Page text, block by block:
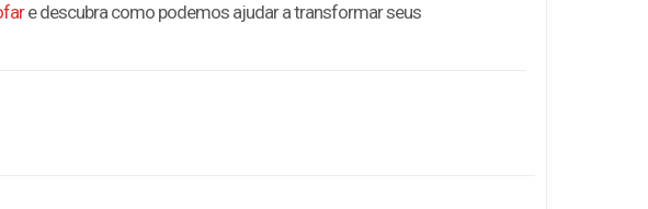
e descubra como podemos ajudar a transformar seus